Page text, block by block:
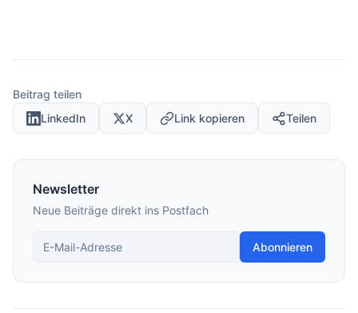
Beitrag teilen
LinkedIn
X Link kopieren Teilen
Newsletter
Neue Beiträge direkt ins Postfach
Abonnieren